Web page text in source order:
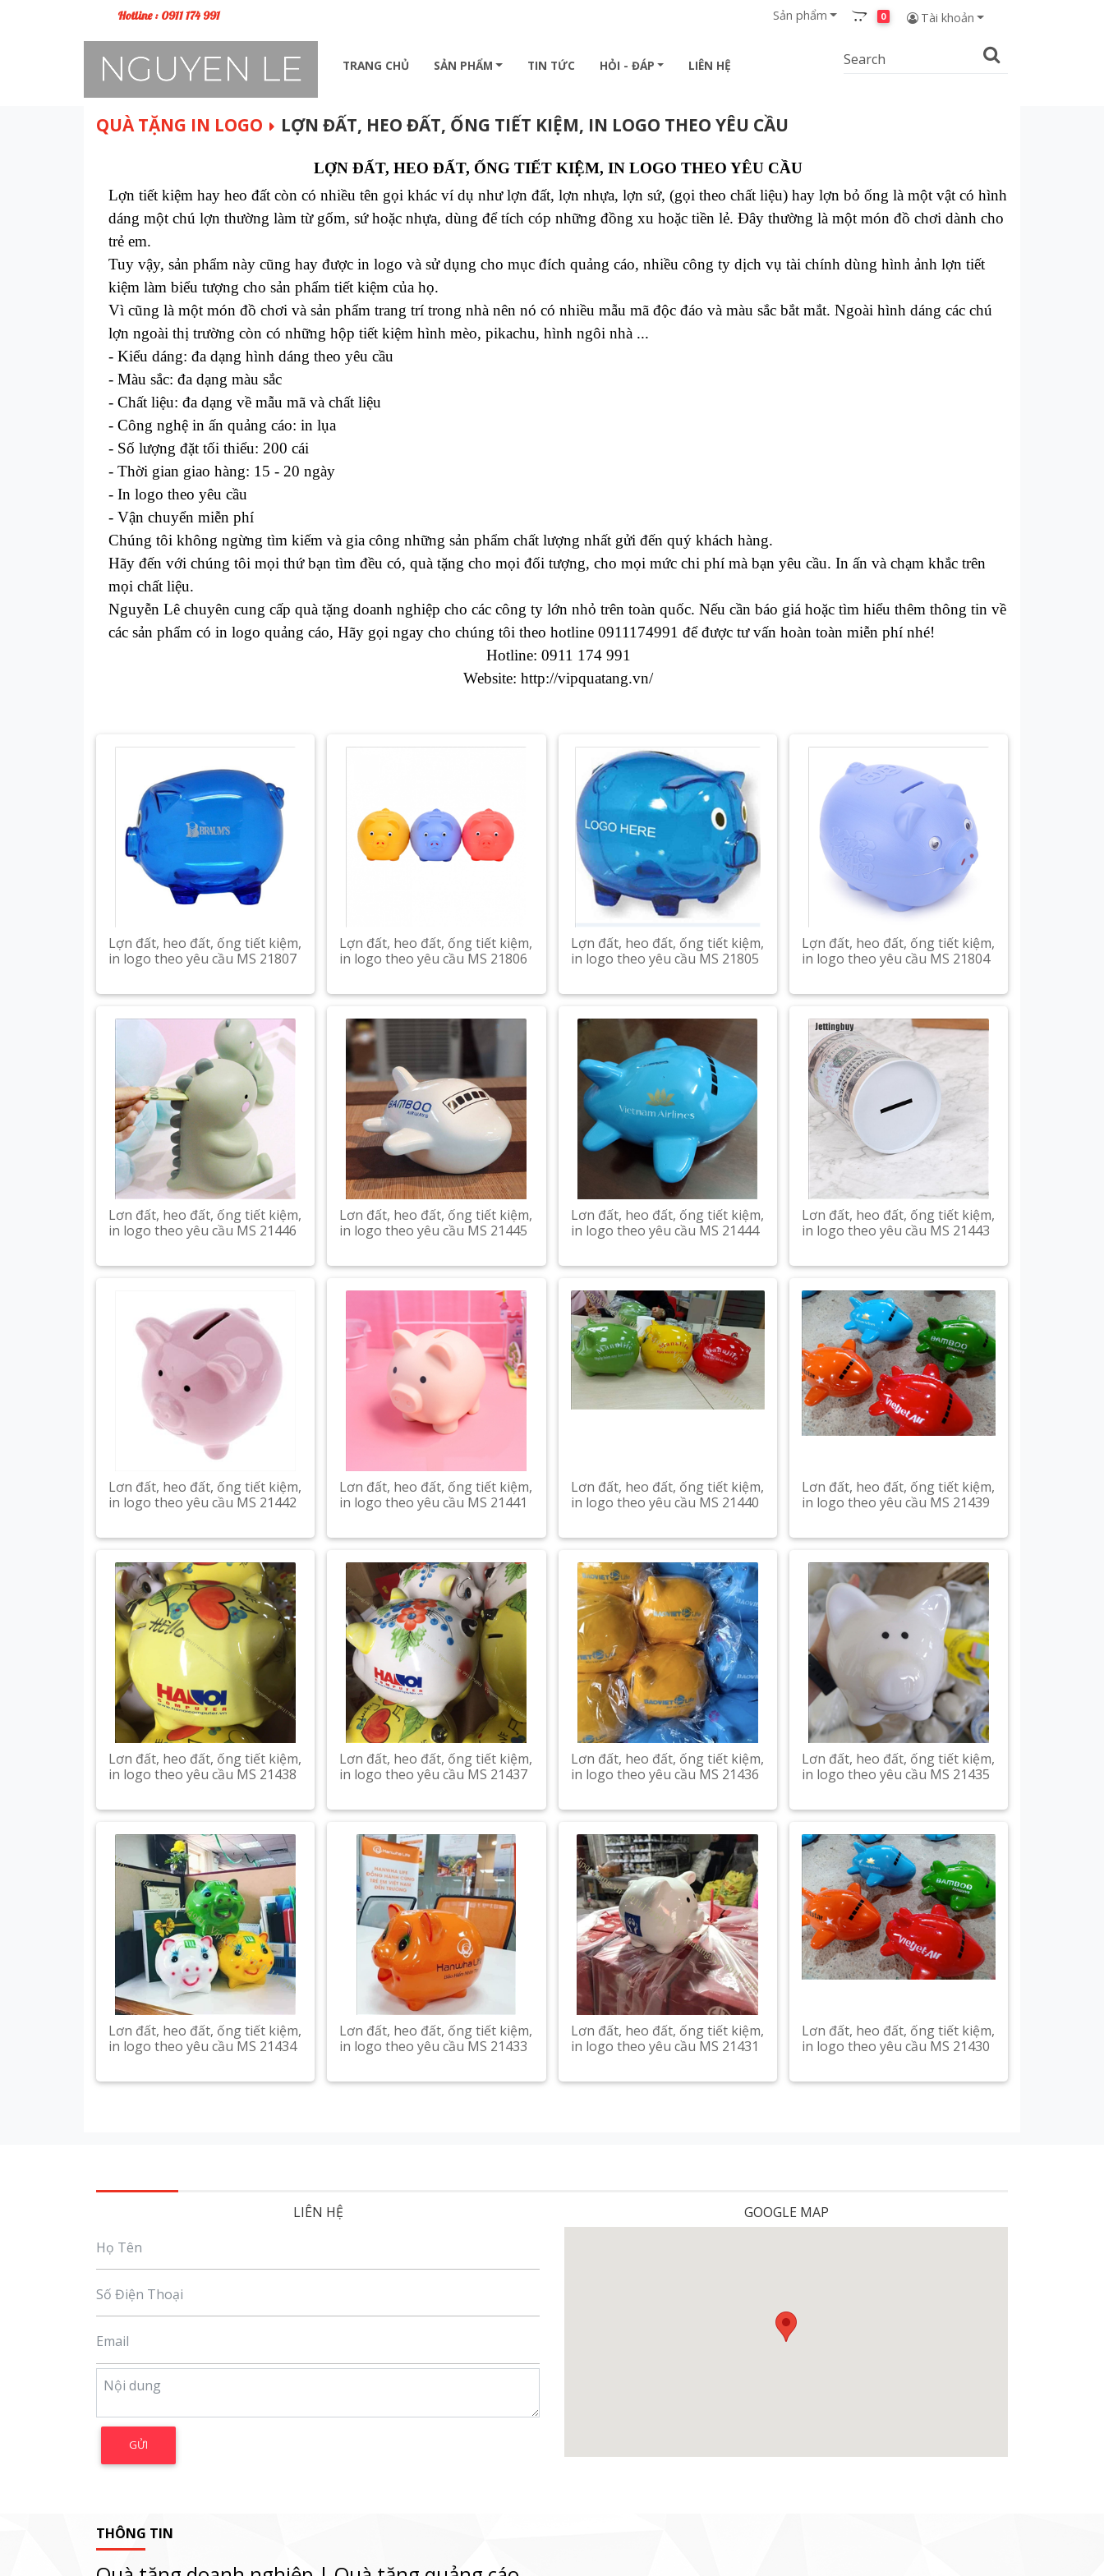
Hotline : 0911 174 991 Sản phẩm 0 Tài khoản
TRANG CHỦ SẢN PHẨM TIN TỨC HỎI - ĐÁP LIÊN HỆ
QUÀ TẶNG IN LOGO LỢN ĐẤT, HEO ĐẤT, ỐNG TIẾT KIỆM, IN LOGO THEO YÊU CẦU
LỢN ĐẤT, HEO ĐẤT, ỐNG TIẾT KIỆM, IN LOGO THEO YÊU CẦU
Lợn tiết kiệm hay heo đất còn có nhiều tên gọi khác ví dụ như lợn đất, lợn nhựa, lợn sứ, (gọi theo chất liệu) hay lợn bỏ ống là một vật có hình
dáng một chú lợn thường làm từ gốm, sứ hoặc nhựa, dùng để tích cóp những đồng xu hoặc tiền lẻ. Đây thường là một món đồ chơi dành cho
trẻ em.
Tuy vậy, sản phẩm này cũng hay được in logo và sử dụng cho mục đích quảng cáo, nhiều công ty dịch vụ tài chính dùng hình ảnh lợn tiết
kiệm làm biểu tượng cho sản phẩm tiết kiệm của họ.
Vì cũng là một món đồ chơi và sản phẩm trang trí trong nhà nên nó có nhiều mẫu mã độc đáo và màu sắc bắt mắt. Ngoài hình dáng các chú
lợn ngoài thị trường còn có những hộp tiết kiệm hình mèo, pikachu, hình ngôi nhà ...
- Kiểu dáng: đa dạng hình dáng theo yêu cầu
- Màu sắc: đa dạng màu sắc
- Chất liệu: đa dạng về mẫu mã và chất liệu
- Công nghệ in ấn quảng cáo: in lụa
- Số lượng đặt tối thiểu: 200 cái
- Thời gian giao hàng: 1 5 - 20 ngày
- In logo theo yêu cầu
- Vận chuyển miễn phí
Chúng tôi không ngừng tìm kiếm và gia công những sản phẩm chất lượng nhất gửi đến quý khách hàng.
Hãy đến với chúng tôi mọi thứ bạn tìm đều có, quà tặng cho mọi đối tượng, cho mọi mức chi phí mà bạn yêu cầu. In ấn và chạm khắc trên
mọi chất liệu.
Nguyễn Lê chuyên cung cấp quà tặng doanh nghiệp cho các công ty lớn nhỏ trên toàn quốc. Nếu cần báo giá hoặc tìm hiểu thêm thông tin về
các sản phẩm có in logo quảng cáo, Hãy gọi ngay cho chúng tôi theo hotline 0911174991 để được tư vấn hoàn toàn miễn phí nhé!
Hotline: 0911 174 991
Website: http://vipquatang.vn/
Lợn đất, heo đất, ống tiết kiệm,
in logo theo yêu cầu MS 21807
Lợn đất, heo đất, ống tiết kiệm,
in logo theo yêu cầu MS 21806
Lợn đất, heo đất, ống tiết kiệm,
in logo theo yêu cầu MS 21805
Lợn đất, heo đất, ống tiết kiệm,
in logo theo yêu cầu MS 21804
Lơn đất, heo đất, ống tiết kiệm,
in logo theo yêu cầu MS 21446
Lơn đất, heo đất, ống tiết kiệm,
in logo theo yêu cầu MS 21445
Lơn đất, heo đất, ống tiết kiệm,
in logo theo yêu cầu MS 21444
Lơn đất, heo đất, ống tiết kiệm,
in logo theo yêu cầu MS 21443
Lơn đất, heo đất, ống tiết kiệm,
in logo theo yêu cầu MS 21442
Lơn đất, heo đất, ống tiết kiệm,
in logo theo yêu cầu MS 21441
Lơn đất, heo đất, ống tiết kiệm,
in logo theo yêu cầu MS 21440
Lơn đất, heo đất, ống tiết kiệm,
in logo theo yêu cầu MS 21439
Lơn đất, heo đất, ống tiết kiệm,
in logo theo yêu cầu MS 21438
Lơn đất, heo đất, ống tiết kiệm,
in logo theo yêu cầu MS 21437
Lơn đất, heo đất, ống tiết kiệm,
in logo theo yêu cầu MS 21436
Lơn đất, heo đất, ống tiết kiệm,
in logo theo yêu cầu MS 21435
Lơn đất, heo đất, ống tiết kiệm,
in logo theo yêu cầu MS 21434
Lơn đất, heo đất, ống tiết kiệm,
in logo theo yêu cầu MS 21433
Lơn đất, heo đất, ống tiết kiệm,
in logo theo yêu cầu MS 21431
Lơn đất, heo đất, ống tiết kiệm,
in logo theo yêu cầu MS 21430
LIÊN HỆ GOOGLE MAP
THÔNG TIN